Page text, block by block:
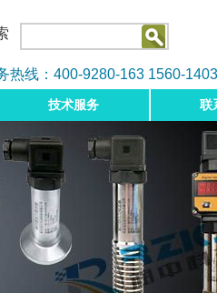
热线：400-9280-163 1560-
技术服务 联